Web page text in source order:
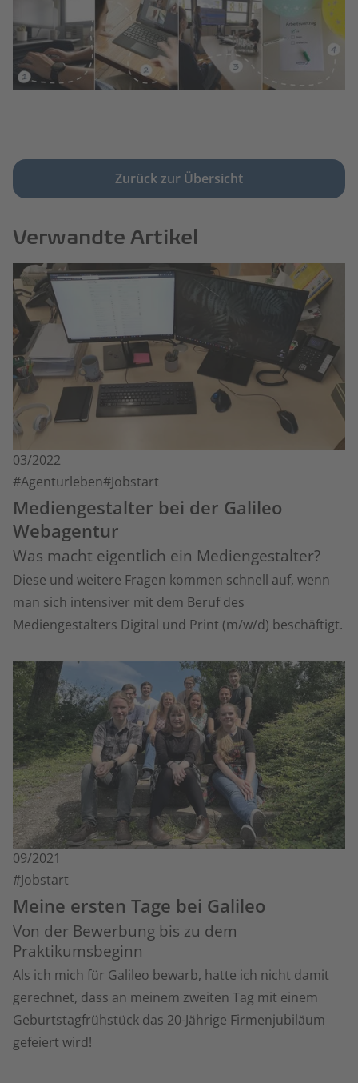
Zurück zur Übersicht
Verwandte Artikel
03/2022
#Agenturleben#Jobstart
Mediengestalter bei der Galileo
Webagentur
Was macht eigentlich ein Mediengestalter?
Diese und weitere Fragen kommen schnell auf, wenn
man sich intensiver mit dem Beruf des
Mediengestalters Digital und Print (m/w/d) beschäftigt.
09/2021
#Jobstart
Meine ersten Tage bei Galileo
Von der Bewerbung bis zu dem
Praktikumsbeginn
Als ich mich für Galileo bewarb, hatte ich nicht damit
gerechnet, dass an meinem zweiten Tag mit einem
Geburtstagfrühstück das 20-Jährige Firmenjubiläum
gefeiert wird!